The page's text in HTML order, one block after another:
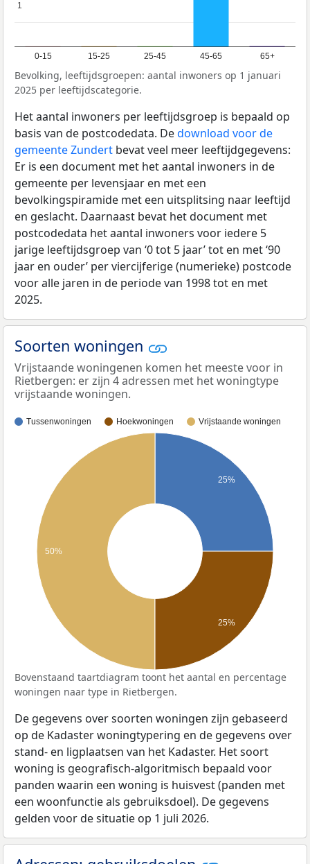
0-15 15-25 25-45 45-65 65+
1
1
Bevolking, leeftijdsgroepen: aantal inwoners op 1 januari
2025 per leeftijdscategorie.
Het aantal inwoners per leeftijdsgroep is bepaald op
basis van de postcodedata. Dedownload voor de
gemeente Zundert bevat veel meer leeftijdgegevens:
Er is een document met het aantal inwoners in de
gemeente per levensjaar en met een
bevolkingspiramide met een uitsplitsing naar leeftijd
en geslacht. Daarnaast bevat het document met
postcodedata het aantal inwoners voor iedere 5
jarige leeftijdsgroep van ‘0 tot 5 jaar’ tot en met ‘90
jaar en ouder’ per viercijferige (numerieke) postcode
voor alle jaren in de periode van 1998 tot en met
2025.
Soorten woningen
Vrijstaande woningenen komen het meeste voor in
Rietbergen: er zijn 4 adressen met het woningtype
vrijstaande woningen.
Tussenwoningen Hoekwoningen Vrijstaande woningen
25%
50%
25%
Bovenstaand taartdiagram toont het aantal en percentage
woningen naar type in Rietbergen.
De gegevens over soorten woningen zijn gebaseerd
op de Kadaster woningtypering en de gegevens over
stand- en ligplaatsen van het Kadaster. Het soort
woning is geografisch-algoritmisch bepaald voor
panden waarin een woning is huisvest (panden met
een woonfunctie als gebruiksdoel). De gegevens
gelden voor de situatie op 1 juli 2026.